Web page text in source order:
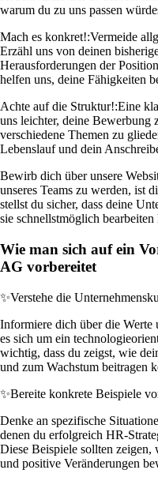
warum du zu uns passen
Mach es konkret!:Vermeide
Erzähl uns von deinen
Herausforderungen der
helfen uns, deine Fähigkeiten
Achte auf die Struktur!:Eine
uns leichter, deine Bewerbung
verschiedene Themen zu
Lebenslauf und dein
Bewirb dich über unsere
unseres Teams zu werden, ist
stellst du sicher, dass deine
sie schnellstmöglich bearbeiten
Wie man sich auf ein
AG vorbereitet
✨Verstehe die
Informiere dich über die Werte
es sich um ein
wichtig, dass du zeigst, wie
und zum Wachstum beitragen
✨Bereite konkrete Beispiele
Denke an spezifische
denen du erfolgreich HR-
Diese Beispiele sollten zeigen,
und positive Veränderungen